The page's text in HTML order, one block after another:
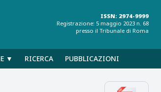
ISSN: 2974-9999
Registrazione: 5 maggio 2023 n. 68
presso il Tribunale di Roma
▼ RICERCA PUBBLICAZIONI